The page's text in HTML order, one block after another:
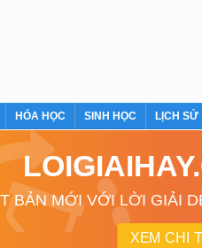
HÓA HỌC SINH HỌC LỊCH SỬ
BẢN MỚI VỚI LỜI GIẢI
XEM CHI